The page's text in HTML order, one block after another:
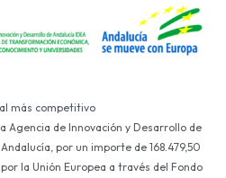
más competitivo
Agencia de Innovación y Desarrollo de
por un importe de 168.479,50
la Unión Europea a través del Fondo